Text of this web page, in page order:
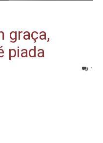
graça,
piada
1